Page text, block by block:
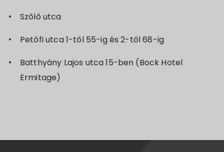
Szőlő utca
Petőfi utca 1-től 55-ig és 2-től 68-ig
Batthyány Lajos utca 15-ben (Bock Hotel
Ermitage)